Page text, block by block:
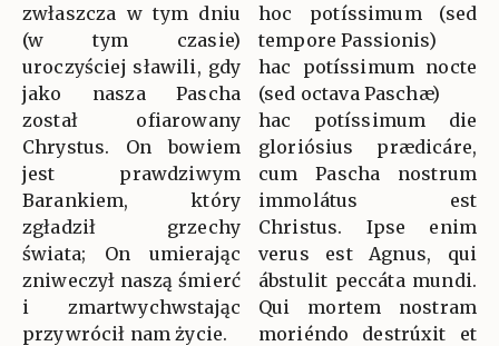
zwłaszcza w tym dniu
(w tym czasie)
uroczyściej sławili, gdy
jako nasza Pascha
został ofiarowany
Chrystus. On bowiem
jest prawdziwym
Barankiem, który
zgładził grzechy
świata; On umierając
zniweczył naszą śmierć
i zmartwychwstając
przywrócił nam życie.
hoc potíssimum (sed
tempore Passionis)
hac potíssimum nocte
(sed octava Paschæ)
hac potíssimum die
gloriósius prædicáre,
cum Pascha nostrum
immolátus est
Christus. Ipse enim
verus est Agnus, qui
ábstulit peccáta mundi.
Qui mortem nostram
moriéndo destrúxit et